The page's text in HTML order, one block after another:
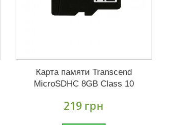
Карта памяти Transcend
MicroSDHC 8GB Class 10
219 грн